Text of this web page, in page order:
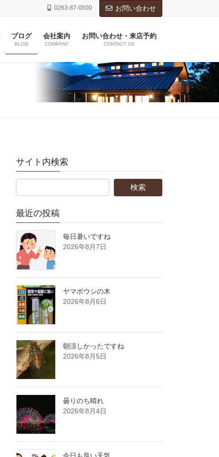
0263-87-0500 お問い合わせ
ブログ
BLOG
会社案内
COMPANY
お問い合わせ・来店予約
CONTACT US
サイト内検索
最近の投稿
毎日暑いですね
2026年8月7日
ヤマボウシの木
2026年8月6日
朝涼しかったですね
2026年8月5日
曇りのち晴れ
2026年8月4日
今日も良い天気